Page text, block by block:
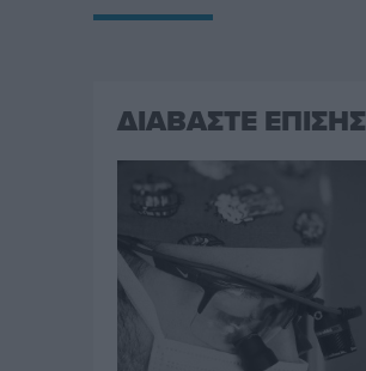
ΔΙΑΒΑΣΤΕ ΕΠΙΣΗΣ